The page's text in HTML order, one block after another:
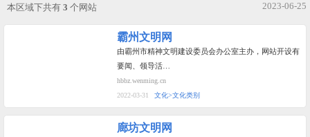
本区域下共有 3 个网站 2023-06-25
霸州文明网
由霸州市精神文明建设委员会办公室主办，网站开设有
要闻、领导活…
hbbz.wenming.cn
2022-03-31
文化>文化类别
廊坊文明网